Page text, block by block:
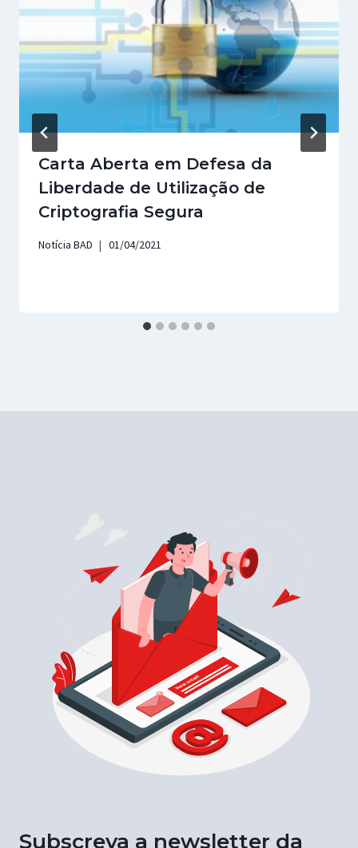
Carta Aberta em Defesa da
Liberdade de Utilização de
Criptografia Segura
Notícia BAD 01/04/2021
Subscreva a newsletter da